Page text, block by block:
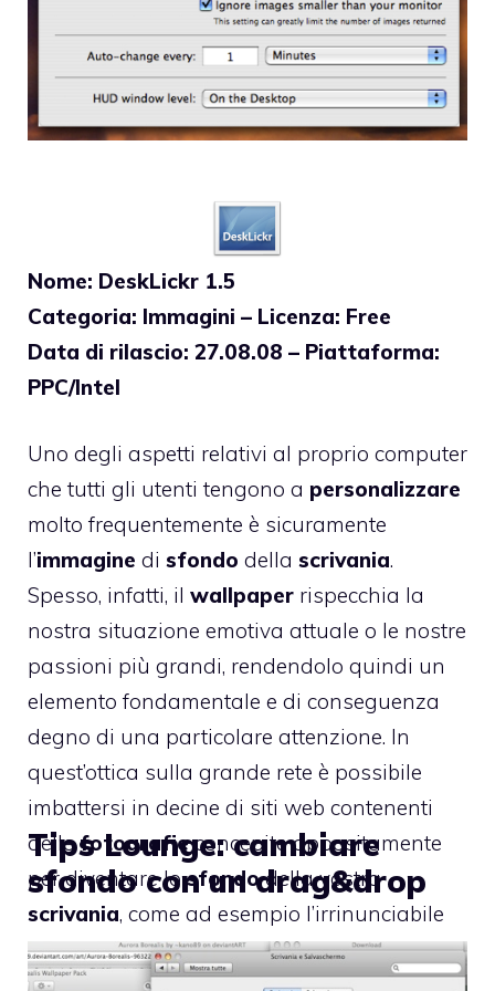
Nome: DeskLickr 1.5
Categoria: Immagini – Licenza: Free
Data di rilascio: 27.08.08 – Piattaforma:
PPC/Intel
Uno degli aspetti relativi al proprio computer
che tutti gli utenti tengono a personalizzare
molto frequentemente è sicuramente
l’immagine di sfondo della scrivania.
Spesso, infatti, il wallpaper rispecchia la
nostra situazione emotiva attuale o le nostre
passioni più grandi, rendendolo quindi un
elemento fondamentale e di conseguenza
degno di una particolare attenzione. In
quest’ottica sulla grande rete è possibile
imbattersi in decine di siti web contenenti
dellefotografieconcepite appositamente
per diventare losfondodella vostra
scrivania, come ad esempio l’irrinunciabile
InterfaceLift. Il software di cui vi parliamo
oggi, il quale prende il nome diDeskLickr,
Tips Lounge: cambiare
sfondo con un drag&drop